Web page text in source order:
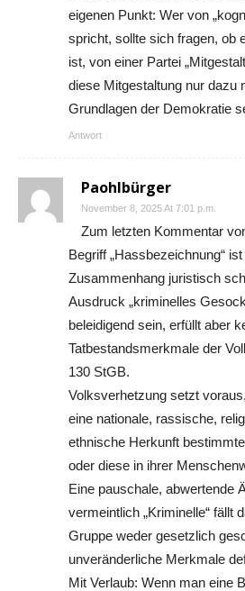
eigenen Punkt: Wer von
spricht, sollte sich fragen, ob
ist, von einer Partei
diese Mitgestaltung nur dazu
Grundlagen der Demokratie
Antwort
Paohlbürger
November 8, 2025 At 7:01 p.m.
Zum letzten Kommentar
Begriff „Hassbezeichnung“
Zusammenhang juristisch
Ausdruck „kriminelles
beleidigend sein, erfüllt aber
Tatbestandsmerkmale der
130 StGB.
Volksverhetzung setzt
eine nationale, rassische,
ethnische Herkunft
oder diese in ihrer
Eine pauschale, abwertende
vermeintlich „Kriminelle“ fällt
Gruppe weder gesetzlich
unveränderliche Merkmale
Mit Verlaub: Wenn man eine